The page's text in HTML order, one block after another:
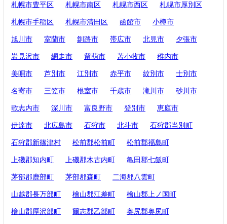
札幌市豊平区 札幌市南区 札幌市西区 札幌市厚別区
札幌市手稲区 札幌市清田区 函館市 小樽市
旭川市 室蘭市 釧路市 帯広市 北見市 夕張市
岩見沢市 網走市 留萌市 苫小牧市 稚内市
美唄市 芦別市 江別市 赤平市 紋別市 士別市
名寄市 三笠市 根室市 千歳市 滝川市 砂川市
歌志内市 深川市 富良野市 登別市 恵庭市
伊達市 北広島市 石狩市 北斗市 石狩郡当別町
石狩郡新篠津村 松前郡松前町 松前郡福島町
上磯郡知内町 上磯郡木古内町 亀田郡七飯町
茅部郡鹿部町 茅部郡森町 二海郡八雲町
山越郡長万部町 檜山郡江差町 檜山郡上ノ国町
檜山郡厚沢部町 爾志郡乙部町 奥尻郡奥尻町